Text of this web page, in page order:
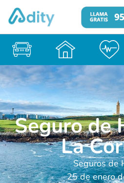
Seguro de
La
Seguros de
25 de enero